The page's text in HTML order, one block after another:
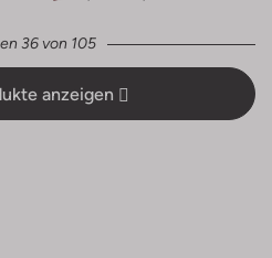
36 von 105
anzeigen